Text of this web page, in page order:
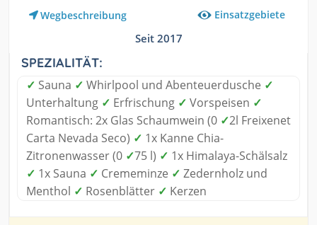
Wegbeschreibung Einsatzgebiete
Seit 2017
SPEZIALITÄT:
✓ Sauna ✓ Whirlpool und Abenteuerdusche ✓
Unterhaltung ✓ Erfrischung ✓ Vorspeisen ✓
Romantisch: 2x Glas Schaumwein (0 ✓2l Freixenet
Carta Nevada Seco) ✓ 1x Kanne Chia-
Zitronenwasser (0 ✓75 l) ✓ 1x Himalaya-Schälsalz
✓ 1x Sauna ✓ Crememinze ✓ Zedernholz und
Menthol ✓ Rosenblätter ✓ Kerzen